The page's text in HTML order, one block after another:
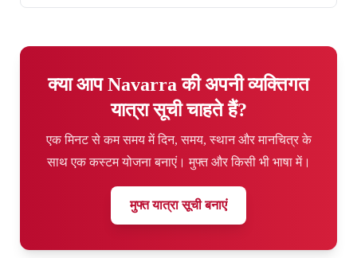
क्या आप Navarra की अपनी व्यक्तिगत
यात्रा सूची चाहते हैं?
एक मिनट से कम समय में दिन, समय, स्थान और मानचित्र के
साथ एक कस्टम योजना बनाएं। मुफ्त और किसी भी भाषा में।
मुफ्त यात्रा सूची बनाएं